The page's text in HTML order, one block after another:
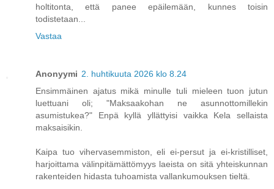
holtitonta, että panee epäilemään, kunnes toisin
todistetaan...
Vastaa
Anonyymi 2. huhtikuuta 2026 klo 8.24
Ensimmäinen ajatus mikä minulle tuli mieleen tuon jutun
luettuani oli; "Maksaakohan ne asunnottomillekin
asumistukea?" Enpä kyllä yllättyisi vaikka Kela sellaista
maksaisikin.
Kaipa tuo vihervasemmiston, eli ei-persut ja ei-kristilliset,
harjoittama välinpitämättömyys laeista on sitä yhteiskunnan
rakenteiden hidasta tuhoamista vallankumouksen tieltä.